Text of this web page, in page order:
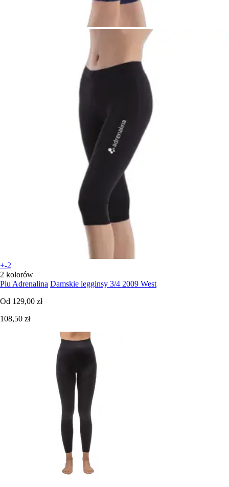
+-2
2 kolorów
Piu Adrenalina Damskie legginsy 3/4 2009 West
Od 129,00 zł
108,50 zł